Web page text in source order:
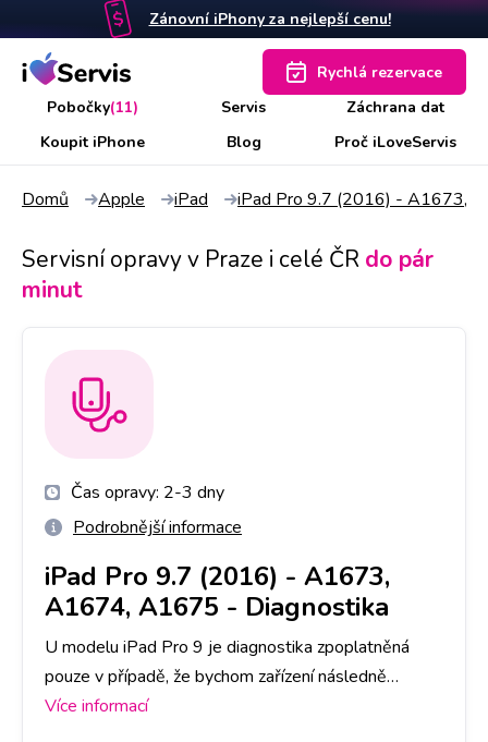
Zánovní iPhony za nejlepší cenu!
Pobočky(11) Servis
Záchrana dat
Koupit iPhone
Blog Proč iLoveServis
Rychlá rezervace
Domů Apple iPad iPad Pro 9.7 (2016) - A1673,
Servisní opravy v Praze i celé ČR do pár
minut
Čas opravy: 2-3 dny
Podrobnější informace
iPad Pro 9.7 (2016) - A1673,
A1674, A1675 - Diagnostika
U modelu iPad Pro 9 je diagnostika zpoplatněná
pouze v případě, že bychom zařízení následně
neopravovali a to částkou dle ceníku. V opačném
Více informací